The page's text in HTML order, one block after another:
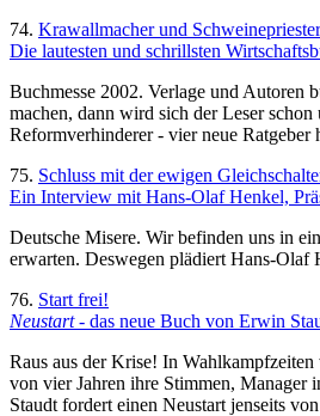
74. Krawallmacher und Schweinepriester
Die lautesten und schrillsten
Buchmesse 2002. Verlage und Autoren
machen, dann wird sich der Leser
Reformverhinderer - vier neue
75. Schluss mit der ewigen
Ein Interview mit Hans-Olaf Henkel,
Deutsche Misere. Wir befinden uns in
erwarten. Deswegen plädiert Hans-Olaf
76. Start frei!
Neustart - das neue Buch von Erwin
Raus aus der Krise! In
von vier Jahren ihre Stimmen, Manager
Staudt fordert einen Neustart jenseits